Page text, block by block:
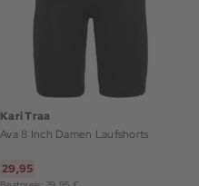
Kari Traa
Ava 8 Inch Damen Laufshorts
29,95